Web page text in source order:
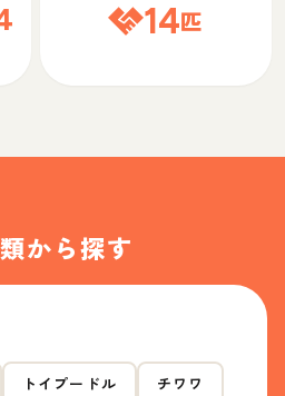
14匹
から探す
トイプードル チワワ